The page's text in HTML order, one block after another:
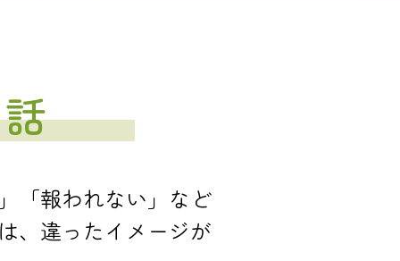
「報われない」など
、違ったイメージが